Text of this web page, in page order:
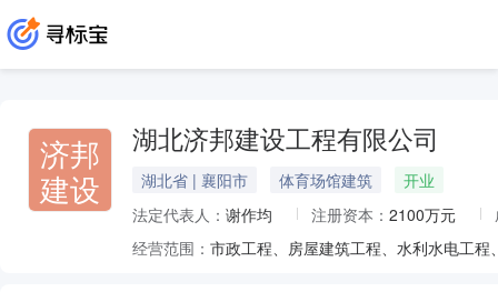
济邦
建设
湖北济邦建设工程有限公司
湖北省 | 襄阳市 体育场馆建筑
开业
法定代表人： 谢作均 注册资本： 2100万元
经营范围：